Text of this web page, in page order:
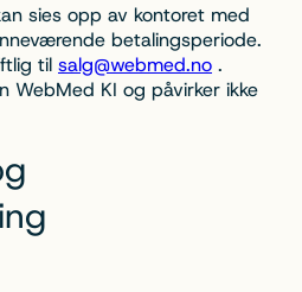
sies opp av kontoret med
betalingsperiode.
til salg@webmed.no .
WebMed KI og påvirker ikke